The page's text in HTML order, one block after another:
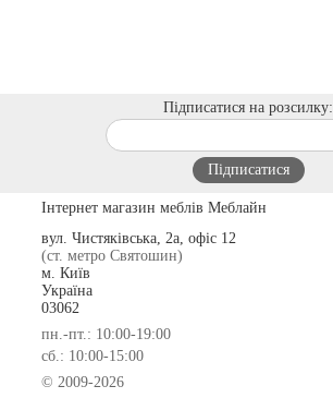
Підписатися на розсилку:
Інтернет магазин меблів Меблайн
вул. Чистяківська, 2а, офіс 12
(ст. метро Святошин)
м. Київ
Україна
03062
пн.-пт.: 10:00-19:00
сб.: 10:00-15:00
© 2009-2026